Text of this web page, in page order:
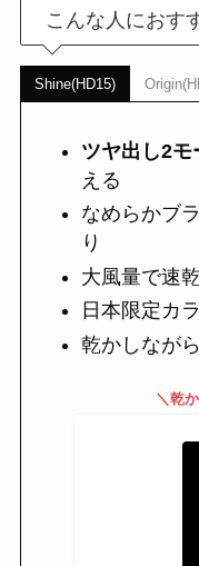
こんな人におす
Shine(HD15)
ツヤ出し2モ
える
なめらかブ
り
大風量で速
日本限定カ
乾かしなが
＼乾